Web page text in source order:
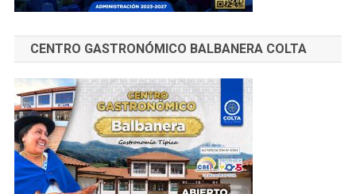
CENTRO GASTRONÓMICO BALBANERA COLTA